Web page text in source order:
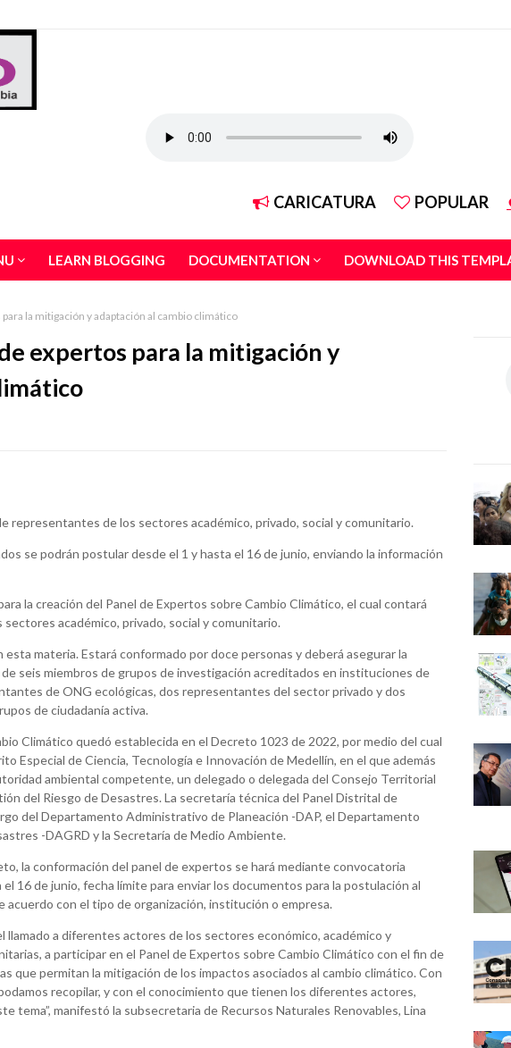
CARICATURA POPULAR
LEARN BLOGGING DOCUMENTATION DOWNLOAD THIS
la mitigación y adaptación al cambio climático
expertos para la mitigación y
representantes de los sectores académico, privado, social y comunitario.
se podrán postular desde el 1 y hasta el 16 de junio, enviando la información
la creación del Panel de Expertos sobre Cambio Climático, el cual contará
académico, privado, social y comunitario.
materia. Estará conformado por doce personas y deberá asegurar la
seis miembros de grupos de investigación acreditados en instituciones de
de ONG ecológicas, dos representantes del sector privado y dos
de ciudadanía activa.
Climático quedó establecida en el Decreto 1023 de 2022, por medio del cual
Especial de Ciencia, Tecnología e Innovación de Medellín, en el que además
ambiental competente, un delegado o delegada del Consejo Territorial
del Riesgo de Desastres. La secretaría técnica del Panel Distrital de
del Departamento Administrativo de Planeación -DAP, el Departamento
-DAGRD y la Secretaría de Medio Ambiente.
la conformación del panel de expertos se hará mediante convocatoria
16 de junio, fecha límite para enviar los documentos para la postulación al
acuerdo con el tipo de organización, institución o empresa.
llamado a diferentes actores de los sectores económico, académico y
a participar en el Panel de Expertos sobre Cambio Climático con el fin de
que permitan la mitigación de los impactos asociados al cambio climático. Con
recopilar, y con el conocimiento que tienen los diferentes actores,
tema”, manifestó la subsecretaria de Recursos Naturales Renovables, Lina